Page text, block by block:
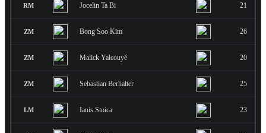
RM Jocelin Ta Bi 21
ZM Bong Soo Kim 26
ZM Malick Yalcouyé 20
ZM Sebastian Berhalter 25
LM Ianis Stoica 23